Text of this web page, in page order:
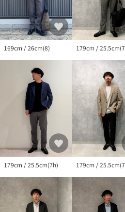
店舗へお問い合わせの際は、全国の
で下記の品名/品番をお申し付け下さ
品名：GLR ﾊｯｽｲSMOOTH F/LOAFER
169cm / 26cm(8) 179cm /
179cm / 25.5cm(7h) 179cm /